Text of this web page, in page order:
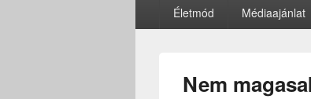
Életmód Médiaajánlat
Nem